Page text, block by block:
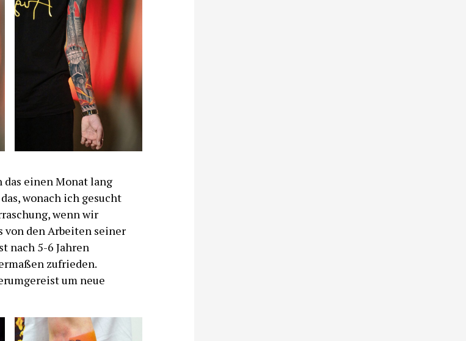
das einen Monat lang
wonach ich gesucht
wenn wir
von den Arbeiten seiner
nach 5-6 Jahren
zufrieden.
um neue